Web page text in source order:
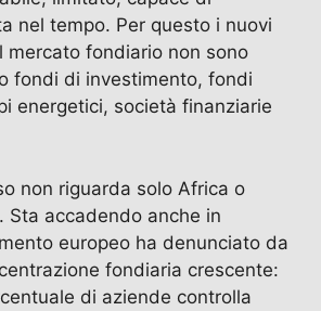
nel tempo. Per questo i nuovi
mercato fondiario non sono
fondi di investimento, fondi
energetici, società finanziarie
non riguarda solo Africa o
Sta accadendo anche in
europeo ha denunciato da
fondiaria crescente:
di aziende controlla